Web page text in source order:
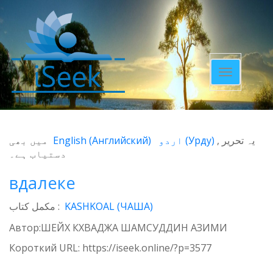
Toggle
navigation
یہ تحریر (Урду)
English (Английский)
میں بھی
دستیاب ہے۔
вдалеке
مکمل کتاب : KASHKOAL (ЧАША)
Автор:ШЕЙХ КХВАДЖА ШАМСУДДИН АЗИМИ
Короткий URL: https://iseek.online/?p=3577